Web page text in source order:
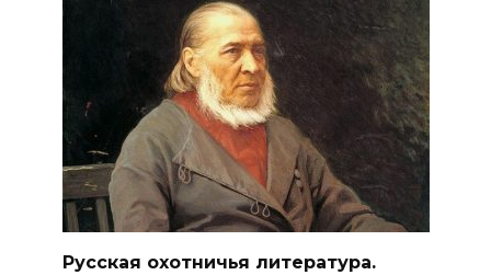
Русская охотничья литература.